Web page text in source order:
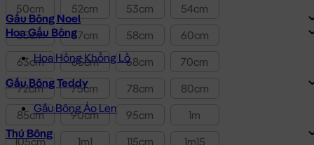
Gấu Bông Noel
Hoa Gấu Bông
Hoa Hồng Khổng Lồ
Gấu Bông Teddy
Gấu Bông Áo Len
Thú Bông
50cm
52cm 53cm
54cm
55cm
57cm 58cm
60cm
63cm
65cm 68cm
70cm
72cm
75cm 78cm
80cm
85cm
90cm 95cm
1m
105cm
1m1 115cm
1m15